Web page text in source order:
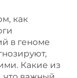
как
в геноме
Какие из